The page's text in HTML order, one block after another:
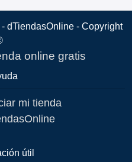
- dTiendasOnline - Copyright
online gratis
mi tienda
útil